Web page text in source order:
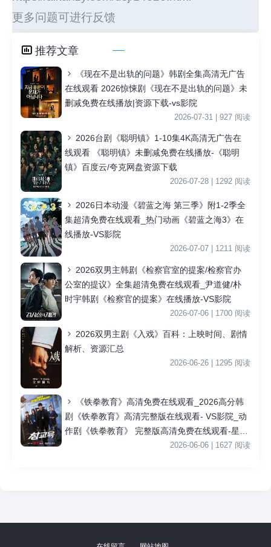
更多问题可进行反馈
推荐文章
《现在不是出轨的问题》韩剧全集高清无广告
在线观看 2026惊悚剧《现在不是出轨的问题》未
删减免费在线播放|资源下载-vs影院
2026-07-31 | 927 阅读
2026台剧《聪明镇》1-10集4K高清无广告在
线观看 《聪明镇》未删减免费在线播放-《聪明
镇》百度云/夸克网盘资源下载
2026-07-28 | 1292 阅读
2026日本动漫《碧蓝之海 第三季》附1-2季全
集超清免费在线观看_热门动画《碧蓝之海3》在
线播放-VS影院
2026-07-07 | 1211 阅读
2026双男主韩剧《检察官室的提案/检察官办
公室的提议》全集超清免费在线观看_尹道健/朴
时宇韩剧《检察官的提案》在线播放-VS影院
2026-07-06 | 1700 阅读
2026双男主剧《入戏》百科：上映时间、剧情
解析、资源汇总
2026-06-26 | 1295 阅读
《铁拳教育》高清免费在线观看_2026高分韩
剧《铁拳教育》高清完整版在线观看- VS影院_动
作剧《铁拳教育》 完整版高清免费在线观看-星空
影院李星民主演《铁拳教育》无广告_VS影视
2026-06-06 | 1627 阅读